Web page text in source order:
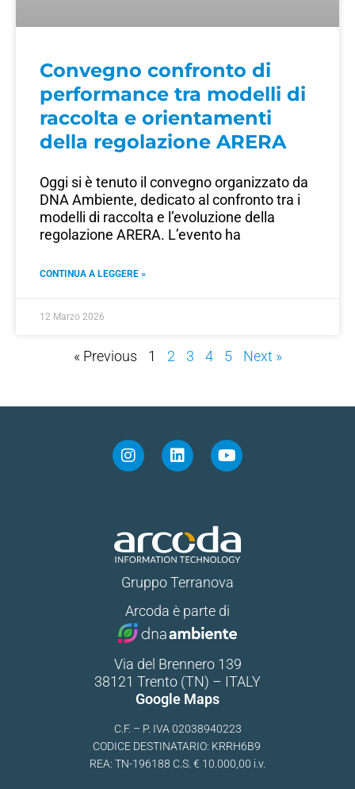
Convegno confronto di
performance tra modelli di
raccolta e orientamenti
della regolazione ARERA
Oggi si è tenuto il convegno organizzato da
DNA Ambiente, dedicato al confronto tra i
modelli di raccolta e l’evoluzione della
regolazione ARERA. L’evento ha
CONTINUA A LEGGERE »
12 Marzo 2026
« Previous 1 2 3 4 5 Next »
Gruppo Terranova
Via del Brennero 139
38121 Trento (TN) – ITALY
Google Maps
Arcoda è parte di
C.F. – P. IVA 02038940223
CODICE DESTINATARIO: KRRH6B9
REA: TN-196188 C.S. € 10.000,00 i.v.